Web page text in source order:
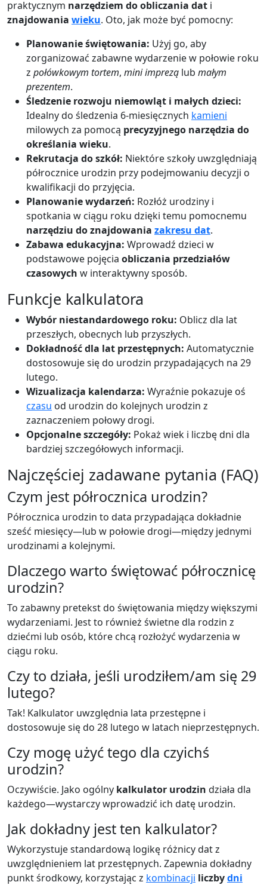
praktycznym narzędziem do obliczania dat i
znajdowania wieku. Oto, jak może być pomocny:
Planowanie świętowania: Użyj go, aby
zorganizować zabawne wydarzenie w połowie roku
z połówkowym tortem, mini imprezą lub małym
prezentem.
Śledzenie rozwoju niemowląt i małych dzieci:
Idealny do śledzenia 6-miesięcznych kamieni
milowych za pomocą precyzyjnego narzędzia do
określania wieku.
Rekrutacja do szkół: Niektóre szkoły uwzględniają
półrocznice urodzin przy podejmowaniu decyzji o
kwalifikacji do przyjęcia.
Planowanie wydarzeń: Rozłóż urodziny i
spotkania w ciągu roku dzięki temu pomocnemu
narzędziu do znajdowania zakresu dat.
Zabawa edukacyjna: Wprowadź dzieci w
podstawowe pojęcia obliczania przedziałów
czasowych w interaktywny sposób.
Funkcje kalkulatora
Wybór niestandardowego roku: Oblicz dla lat
przeszłych, obecnych lub przyszłych.
Dokładność dla lat przestępnych: Automatycznie
dostosowuje się do urodzin przypadających na 29
lutego.
Wizualizacja kalendarza: Wyraźnie pokazuje oś
czasu od urodzin do kolejnych urodzin z
zaznaczeniem połowy drogi.
Opcjonalne szczegóły: Pokaż wiek i liczbę dni dla
bardziej szczegółowych informacji.
Najczęściej zadawane pytania (FAQ)
Czym jest półrocznica urodzin?
Półrocznica urodzin to data przypadająca dokładnie
sześć miesięcy—lub w połowie drogi—między jednymi
urodzinami a kolejnymi.
Dlaczego warto świętować półrocznicę
urodzin?
To zabawny pretekst do świętowania między większymi
wydarzeniami. Jest to również świetne dla rodzin z
dziećmi lub osób, które chcą rozłożyć wydarzenia w
ciągu roku.
Czy to działa, jeśli urodziłem/am się 29
lutego?
Tak! Kalkulator uwzględnia lata przestępne i
dostosowuje się do 28 lutego w latach nieprzestępnych.
Czy mogę użyć tego dla czyichś
urodzin?
Oczywiście. Jako ogólny kalkulator urodzin działa dla
każdego—wystarczy wprowadzić ich datę urodzin.
Jak dokładny jest ten kalkulator?
Wykorzystuje standardową logikę różnicy dat z
uwzględnieniem lat przestępnych. Zapewnia dokładny
punkt środkowy, korzystając z kombinacji liczbydni